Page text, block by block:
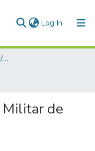
Log In (current)
DISSERTAÇÕES/TESES/MONOGRAFIAS
de